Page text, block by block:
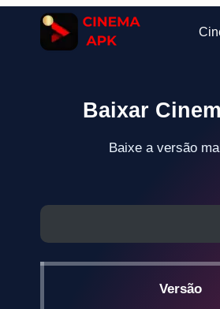
Pular
Baixar
Baixe a versão
Versão